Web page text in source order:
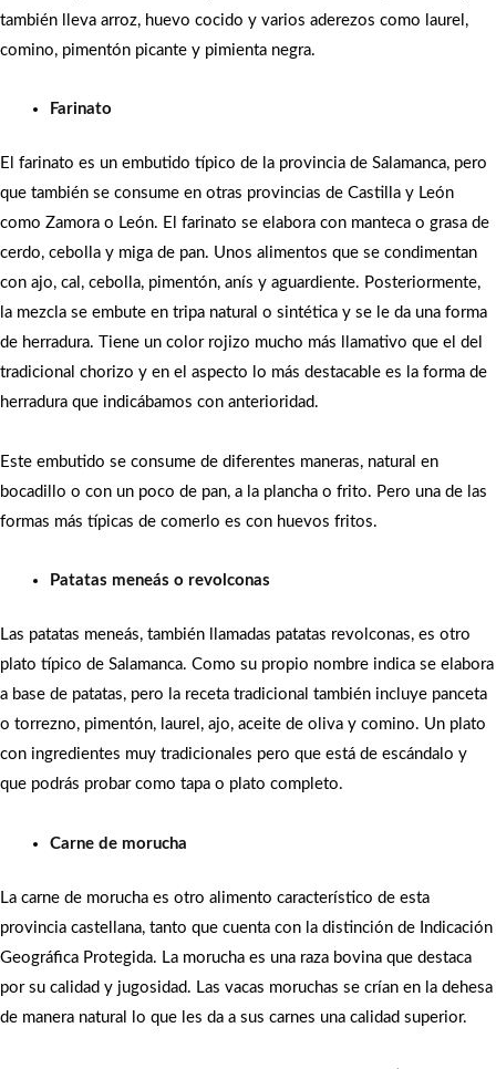
también lleva arroz, huevo cocido y varios aderezos como laurel,
comino, pimentón picante y pimienta negra.
Farinato
El farinato es un embutido típico de la provincia de Salamanca, pero
que también se consume en otras provincias de Castilla y León
como Zamora o León. El farinato se elabora con manteca o grasa de
cerdo, cebolla y miga de pan. Unos alimentos que se condimentan
con ajo, cal, cebolla, pimentón, anís y aguardiente. Posteriormente,
la mezcla se embute en tripa natural o sintética y se le da una forma
de herradura. Tiene un color rojizo mucho más llamativo que el del
tradicional chorizo y en el aspecto lo más destacable es la forma de
herradura que indicábamos con anterioridad.
Este embutido se consume de diferentes maneras, natural en
bocadillo o con un poco de pan, a la plancha o frito. Pero una de las
formas más típicas de comerlo es con huevos fritos.
Patatas meneás o revolconas
Las patatas meneás, también llamadas patatas revolconas, es otro
plato típico de Salamanca. Como su propio nombre indica se elabora
a base de patatas, pero la receta tradicional también incluye panceta
o torrezno, pimentón, laurel, ajo, aceite de oliva y comino. Un plato
con ingredientes muy tradicionales pero que está de escándalo y
que podrás probar como tapa o plato completo.
Carne de morucha
La carne de morucha es otro alimento característico de esta
provincia castellana, tanto que cuenta con la distinción de Indicación
Geográfica Protegida. La morucha es una raza bovina que destaca
por su calidad y jugosidad. Las vacas moruchas se crían en la dehesa
de manera natural lo que les da a sus carnes una calidad superior.